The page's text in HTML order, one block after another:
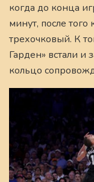
когда до конца
минут, после
трехочковый. К
Гарден» встали и
кольцо